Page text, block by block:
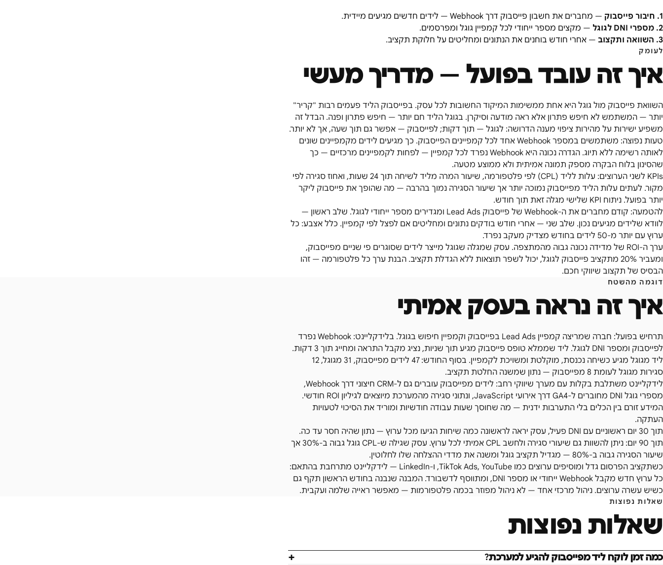
1
. חיבור פייסבוק — מחברים את חשבון פייסבוק דרך Webhook — לידים חדשים מגיעים מיידית.
2
. מספרי DNI לגוגל — מקצים מספר ייחודי לכל קמפיין גוגל ומפרסמים.
3
. השוואה ותקצוב — אחרי חודש בוחנים את הנתונים ומחליטים על חלוקת תקציב.
לעומק
איך זה עובד בפועל — מדריך מעשי
השוואת פייסבוק מול גוגל היא אחת ממשימות המיקוד החשובות לכל עסק. בפייסבוק הליד פעמים רבות "קריר"
יותר — המשתמש לא חיפש פתרון אלא ראה מודעה וסיקרן. בגוגל הליד חם יותר — חיפש פתרון ופנה. הבדל זה
משפיע ישירות על מהירות ציפוי מענה הדרושה: לגוגל — תוך דקות; לפייסבוק — אפשר גם תוך שעה, אך לא יותר.
טעות נפוצה: משתמשים במספר Webhook אחד לכל קמפיינים הפייסבוק. כך מגיעים לידים מקמפיינים שונים
לאותה רשימה ללא תיוג. הגדרה נכונה היא Webhook נפרד לכל קמפיין — לפחות לקמפיינים מרכזיים — כך
שהסינון בלוח הבקרה מספק תמונה אמיתית ולא ממוצע מטעה.
KPIs לשני הערוצים: עלות לליד (CPL) לפי פלטפורמה, שיעור המרה מליד לשיחה תוך 24 שעות, ואחוז סגירה לפי
מקור. לעתים עלות הליד מפייסבוק נמוכה יותר אך שיעור הסגירה נמוך בהרבה — מה שהופך את פייסבוק ליקר
יותר בפועל. ניתוח KPI שלישי מגלה זאת תוך חודש.
להטמעה: קודם מחברים את ה-Webhook של פייסבוק Lead Ads ומגדירים מספר ייחודי לגוגל. שלב ראשון —
לוודא שלידים מגיעים נכון. שלב שני — אחרי חודש בודקים נתונים ומחליטים אם לפצל לפי קמפיין. כלל אצבע: כל
ערוץ עם יותר מ-50 לידים בחודש מצדיק מעקב נפרד.
ערך ה-ROI של מדידה נכונה גבוה מהמתצפה. עסק שמגלה שגוגל מייצר לידים שסוגרים פי שניים מפייסבוק,
ומעביר 20% מתקציב פייסבוק לגוגל, יכול לשפר תוצאות ללא הגדלת תקציב. הבנת ערך כל פלטפורמה — זהו
הבסיס של תקצוב שיווקי חכם.
דוגמה מהשטח
איך זה נראה בעסק אמיתי
תרחיש בפועל: חברה שמריצה קמפיין Lead Ads בפייסבוק וקמפיין חיפוש בגוגל. בלידקליינט: Webhook נפרד
לפייסבוק ומספר DNI לגוגל. ליד שממלא טופס פייסבוק מגיע תוך שניות, נציג מקבל התראה ומחייג תוך 3 דקות.
ליד מגוגל מגיע כשיחה נכנסת, מוקלטת ומשויכת לקמפיין. בסוף החודש: 47 לידים מפייסבוק, 31 מגוגל, 12
סגירות מגוגל לעומת 8 מפייסבוק — נתון שמשנה החלטת תקציב.
לידקליינט משתלבת בקלות עם מערך שיווקי רחב: לידים מפייסבוק עוברים גם ל-CRM חיצוני דרך Webhook,
מספרי גוגל DNI מחוברים ל-GA4 דרך אירועי JavaScript, ונתוני סגירה מהמערכת מיוצאים לגיליון ROI חודשי.
המידע זורם בין הכלים בלי התערבות ידנית — מה שחוסך שעות עבודה חודשיות ומוריד את הסיכוי לטעויות
העתקה.
תוך 30 יום ראשוניים עם DNI פעיל, עסק יראה לראשונה כמה שיחות הגיעו מכל ערוץ — נתון שהיה חסר עד כה.
תוך 90 יום: ניתן להשוות גם שיעורי סגירה ולחשב CPL אמיתי לכל ערוץ. עסק שגילה ש-CPL גוגל גבוה ב-30% אך
שיעור הסגירה גבוה ב-80% — מגדיל תקציב גוגל ומשנה את מדדי ההצלחה שלו לחלוטין.
כשתקציב הפרסום גדל ומוסיפים ערוצים כמו TikTok Ads, YouTube, ו-LinkedIn — לידקליינט מתרחבת בהתאם:
כל ערוץ חדש מקבל Webhook ייחודי או מספר DNI, ומתווסף לדשבורד. המבנה שנבנה בחודש הראשון תקף גם
כשיש עשרה ערוצים. ניהול מרכזי אחד — לא ניהול מפוזר בכמה פלטפורמות — מאפשר ראייה שלמה ועקבית.
שאלות נפוצות
שאלות נפוצות
כמה זמן לוקח ליד מפייסבוק להגיע למערכת?